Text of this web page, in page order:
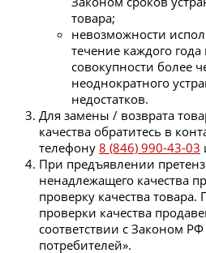
товара;
невозможности
течение каждого
совокупности более
неоднократного
недостатков.
Для замены / возврата
качества обратитесь в
телефону 8 (846) 990-43-03
При предъявлении
ненадлежащего качества
проверку качества товара.
проверки качества
соответствии с Законом
потребителей».